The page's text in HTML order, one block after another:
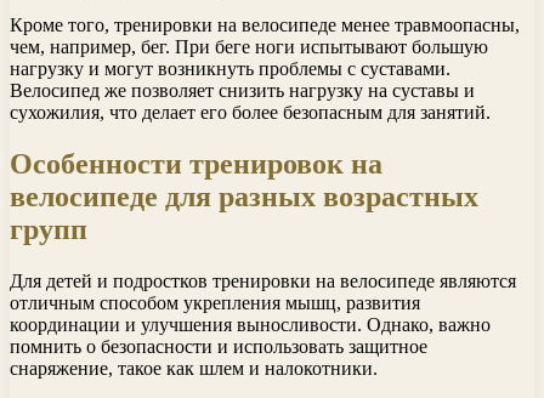
Кроме того, тренировки на велосипеде менее травмоопасны,
чем, например, бег. При беге ноги испытывают большую
нагрузку и могут возникнуть проблемы с суставами.
Велосипед же позволяет снизить нагрузку на суставы и
сухожилия, что делает его более безопасным для занятий.
Особенности тренировок на
велосипеде для разных возрастных
групп
Для детей и подростков тренировки на велосипеде являются
отличным способом укрепления мышц, развития
координации и улучшения выносливости. Однако, важно
помнить о безопасности и использовать защитное
снаряжение, такое как шлем и налокотники.